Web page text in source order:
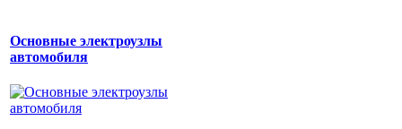
Основные электроузлы
автомобиля